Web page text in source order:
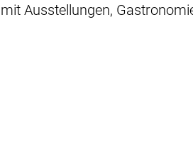
mit Ausstellungen,